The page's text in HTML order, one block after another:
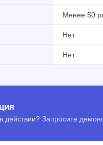
Менее 50
Нет
Нет
в действии? Запросите